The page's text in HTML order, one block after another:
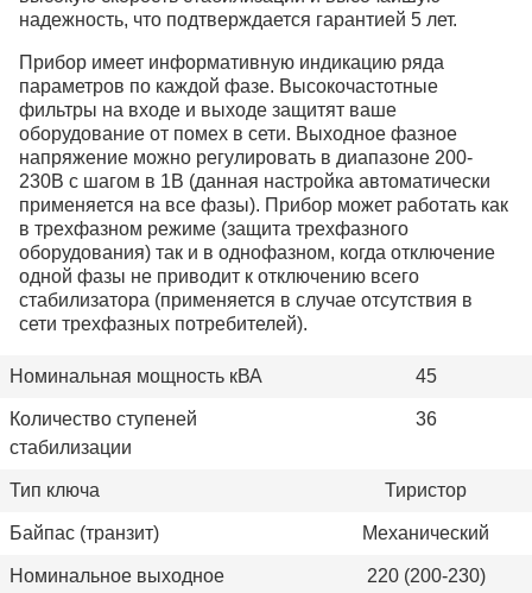
надежность, что подтверждается гарантией 5 лет.
Прибор имеет информативную индикацию ряда
параметров по каждой фазе. Высокочастотные
фильтры на входе и выходе защитят ваше
оборудование от помех в сети. Выходное фазное
напряжение можно регулировать в диапазоне 200-
230В с шагом в 1В (данная настройка автоматически
применяется на все фазы). Прибор может работать как
в трехфазном режиме (защита трехфазного
оборудования) так и в однофазном, когда отключение
одной фазы не приводит к отключению всего
стабилизатора (применяется в случае отсутствия в
сети трехфазных потребителей).
Номинальная мощность кВА 45
Количество ступеней
стабилизации
36
Тип ключа Тиристор
Байпас (транзит) Механический
Номинальное выходное
220 (200-230)